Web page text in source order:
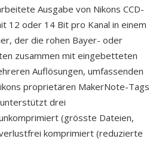
Ausgabe von Nikons CCD-
12 oder 14 Bit pro Kanal in einem
der die rohen Bayer- oder
zusammen mit eingebetteten
Auflösungen, umfassenden
proprietären MakerNote-Tags
drei
(grösste Dateien,
komprimiert (reduzierte